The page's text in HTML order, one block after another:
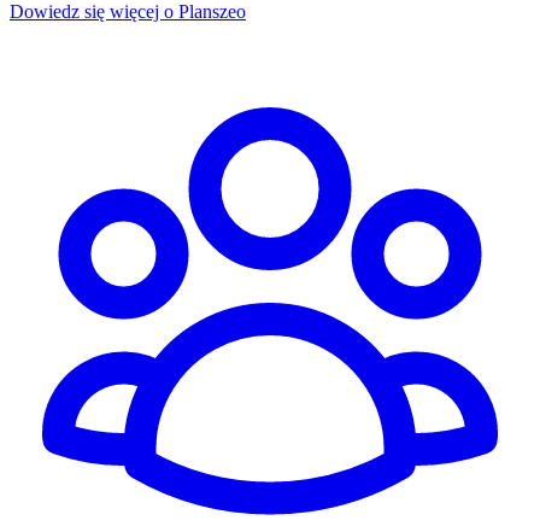
Dowiedz się więcej o Planszeo